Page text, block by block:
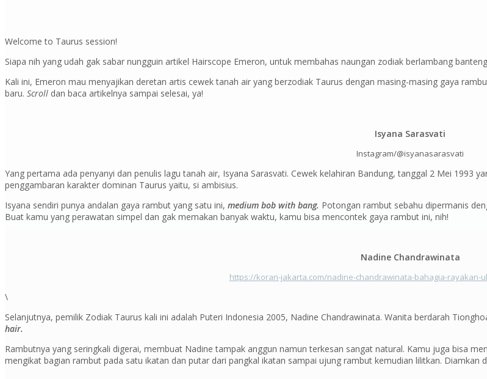
Welcome to Taurus session!
Siapa nih yang udah gak sabar nungguin artikel Hairscope Emeron, untuk membahas naungan zodiak berlambang
Kali ini, Emeron mau menyajikan deretan artis cewek tanah air yang berzodiak Taurus dengan masing-masing gaya
baru. Scroll dan baca artikelnya sampai selesai, ya!
Isyana Sarasvati
Instagram/@isyanasarasvati
Yang pertama ada penyanyi dan penulis lagu tanah air, Isyana Sarasvati. Cewek kelahiran Bandung, tanggal 2 Mei 1993
penggambaran karakter dominan Taurus yaitu, si ambisius.
Isyana sendiri punya andalan gaya rambut yang satu ini, medium bob with bang. Potongan rambut sebahu dipermanis
Buat kamu yang perawatan simpel dan gak memakan banyak waktu, kamu bisa mencontek gaya rambut ini, nih!
Nadine Chandrawinata
https://koran-jakarta.com/nadine-chandrawinata-bahagia-rayakan-
\
Selanjutnya, pemilik Zodiak Taurus kali ini adalah Puteri Indonesia 2005, Nadine Chandrawinata. Wanita berdarah
hair.
Rambutnya yang seringkali digerai, membuat Nadine tampak anggun namun terkesan sangat natural. Kamu juga bisa
mengikat bagian rambut pada satu ikatan dan putar dari pangkal ikatan sampai ujung rambut kemudian lilitkan. Diamkan